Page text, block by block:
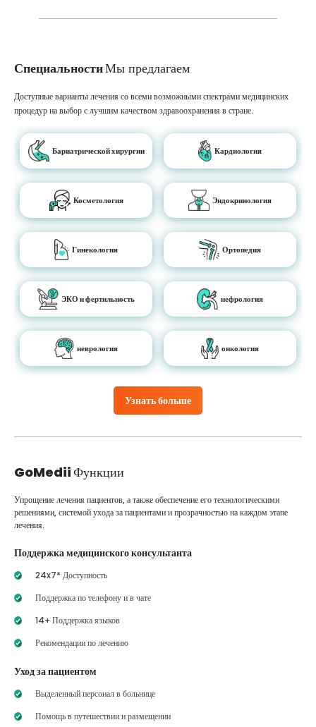
СпециальностиМы предлагаем
Узнать больше
Доступные варианты лечения со всеми возможными спектрами медицинских
процедур на выбор с лучшим качеством здравоохранения в стране.
Бариатрической хирургии Кардиология
Косметология Эндокринология
Гинекология Ортопедия
ЭКО и фертильность нефрология
неврология онкология
GoMediiФункции
Упрощение лечения пациентов, а также обеспечение его технологическими
решениями, системой ухода за пациентами и прозрачностью на каждом этапе
лечения.
Поддержка медицинского консультанта
24x7* Доступность
Поддержка по телефону и в чате
14+ Поддержка языков
Рекомендации по лечению
Уход за пациентом
Выделенный персонал в больнице
Помощь в путешествии и размещении